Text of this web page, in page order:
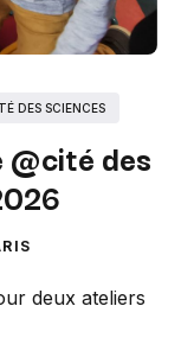
DES SCIENCES
des
deux ateliers